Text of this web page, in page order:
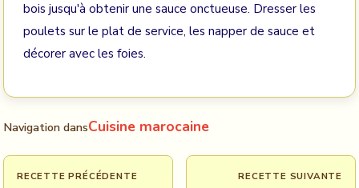
bois jusqu'à obtenir une sauce onctueuse. Dresser les
poulets sur le plat de service, les napper de sauce et
décorer avec les foies.
Navigation dansCuisine marocaine
RECETTE PRÉCÉDENTE RECETTE SUIVANTE